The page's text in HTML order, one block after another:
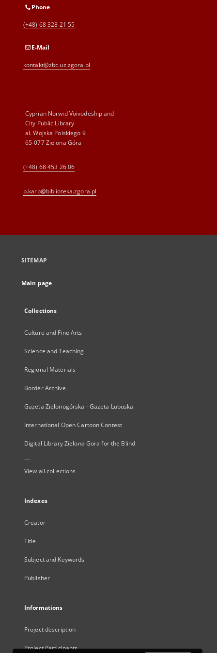
Phone
(+48) 68 328 21 55
E-Mail
kontakt@zbc.uz.zgora.pl
Cyprian Norwid Voivodeship and
City Public Library
al. Wojska Polskiego 9
65-077 Zielona Góra
(+48) 68 453 26 06
p.karp@biblioteka.zgora.pl
SITEMAP
Main page
Collections
Culture and Fine Arts
Science and Teaching
Regional Materials
Border Archive
Gazeta Zielonogórska - Gazeta Lubuska
International Open Cartoon Contest
Digital Library Zielona Gora for the Blind
...
View all collections
Indexes
Creator
Title
Subject and Keywords
Publisher
Informations
Project description
Project Participants